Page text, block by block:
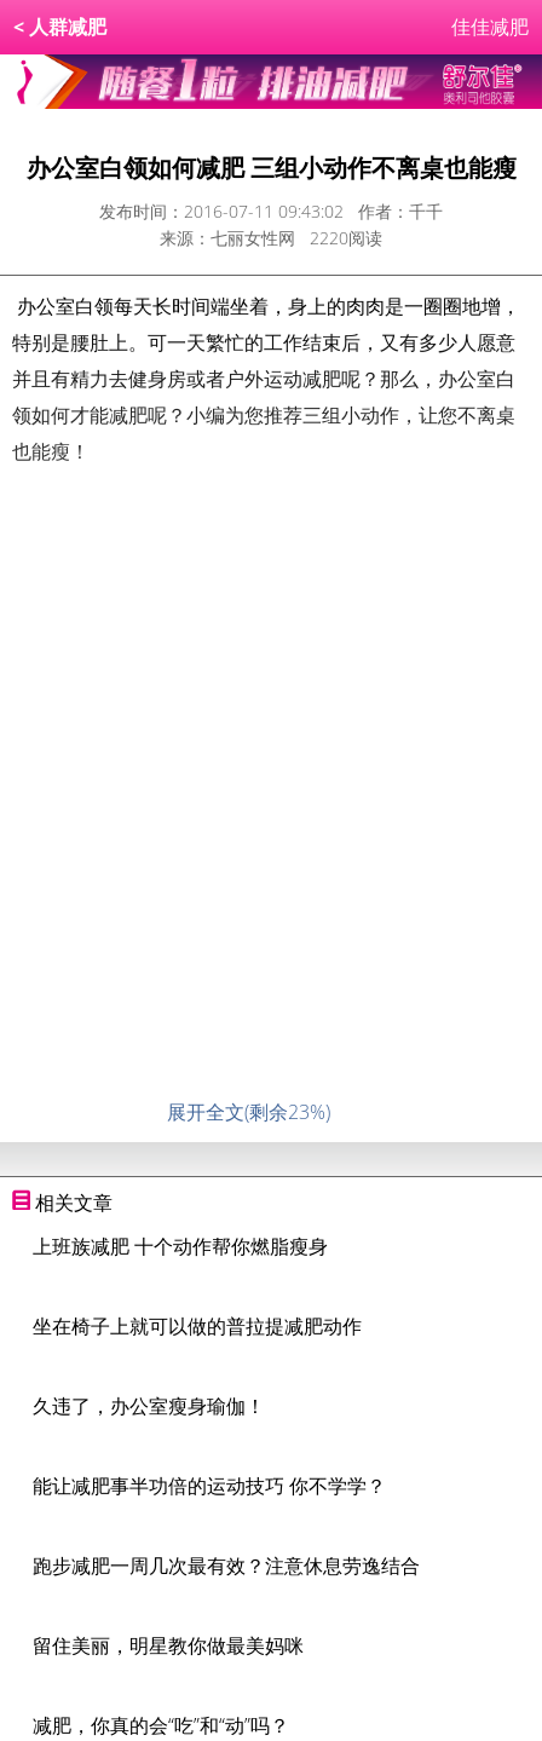
< 人群减肥 佳佳减肥
办公室白领如何减肥 三组小动作不离桌也能瘦
发布时间：2016-07-11 09:43:02 作者：千千
来源：七丽女性网 2220阅读
办公室白领每天长时间端坐着，身上的肉肉是一圈圈地增，
特别是腰肚上。可一天繁忙的工作结束后，又有多少人愿意
并且有精力去健身房或者户外运动减肥呢？那么，办公室白
领如何才能减肥呢？小编为您推荐三组小动作，让您不离桌
也能瘦！
展开全文(剩余23%)
相关文章
上班族减肥 十个动作帮你燃脂瘦身
坐在椅子上就可以做的普拉提减肥动作
久违了，办公室瘦身瑜伽！
能让减肥事半功倍的运动技巧 你不学学？
跑步减肥一周几次最有效？注意休息劳逸结合
留住美丽，明星教你做最美妈咪
减肥，你真的会“吃”和“动”吗？